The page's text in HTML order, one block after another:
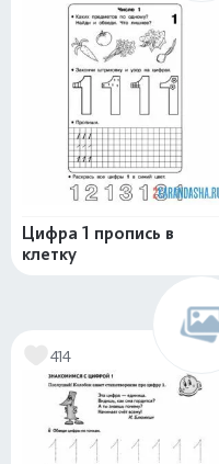
Цифра 1 пропись в
клетку
414